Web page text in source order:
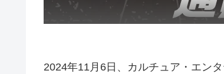
2024年11月6日、カルチュア・エン